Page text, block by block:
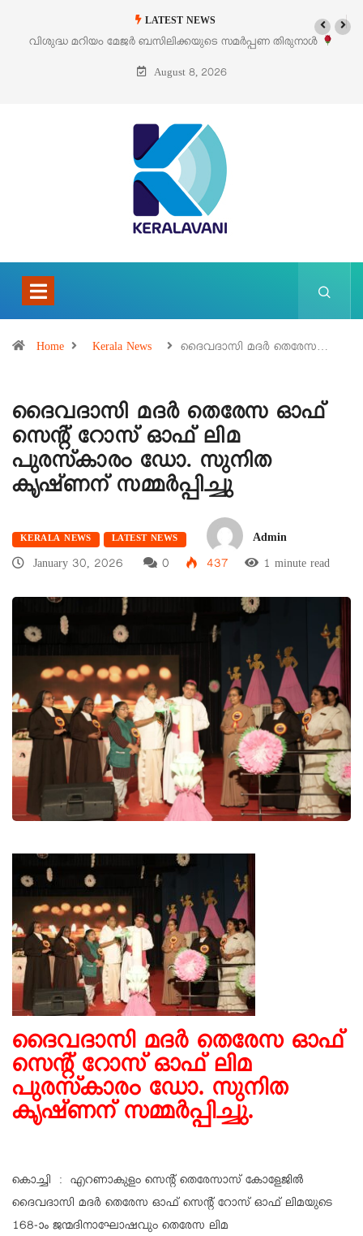
LATEST NEWS
‘പെറ്റൽസ്’ ലൈഫ് സ്റ്റൈൽ എക്സിബിഷനും സെയിലും ഓഗസ്റ്റ്
പെരുമാനൂരിൽ
August 8, 2026
Home Kerala News ദൈവദാസി മദർ തെരേസ…
ദൈവദാസി മദർ തെരേസ ഓഫ്
സെന്റ് റോസ് ഓഫ് ലിമ
പുരസ്‌കാരം ഡോ. സുനിത
കൃഷ്ണന് സമ്മർപ്പിച്ചു
KERALA NEWS LATEST NEWS
Admin
January 30, 2026
0 437 1 minute read
ദൈവദാസി മദർ തെരേസ ഓഫ്
സെന്റ് റോസ് ഓഫ് ലിമ
പുരസ്‌കാരം ഡോ. സുനിത
കൃഷ്ണന് സമ്മർപ്പിച്ചു.
കൊച്ചി : എറണാകുളം സെന്റ് തെരേസാസ് കോളേജിൽ
ദൈവദാസി മദർ തെരേസ ഓഫ് സെന്റ് റോസ് ഓഫ് ലിമയുടെ
168-ാം ജന്മദിനാഘോഷവും തെരേസ ലിമ